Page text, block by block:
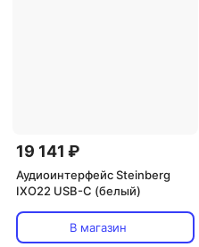
19 141 ₽
Аудиоинтерфейс Steinberg
IXO22 USB-C (белый)
В магазин